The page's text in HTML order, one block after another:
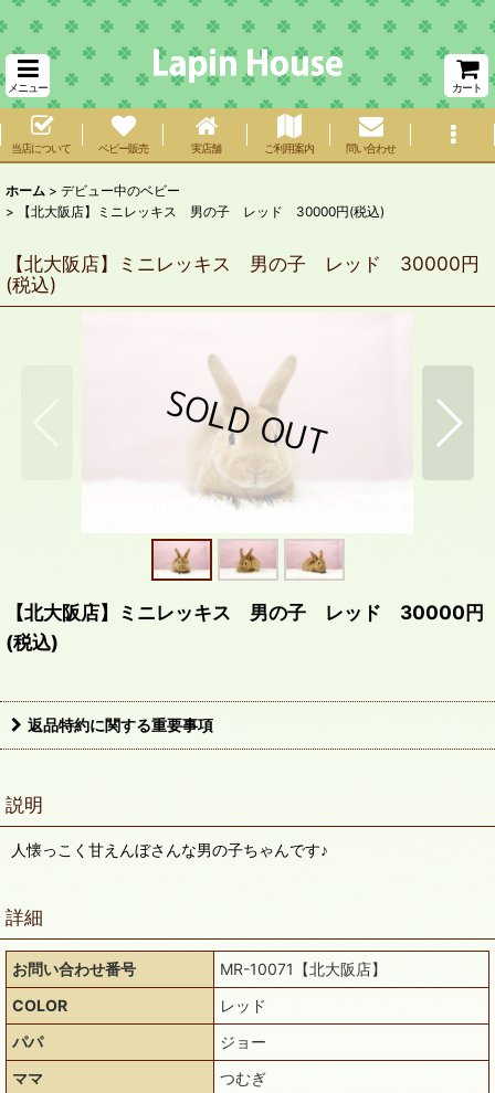
メニュー カート
当店について ベビー販売 実店舗 ご利用案内 問い合わせ
ホーム > デビュー中のベビー
>
【北大阪店】ミニレッキス 男の子 レッド 30000円(税込)
【北大阪店】ミニレッキス 男の子 レッド 30000円
(税込)
【北大阪店】ミニレッキス 男の子 レッド 30000円
(税込)
返品特約に関する重要事項
説明
人懐っこく甘えんぼさんな男の子ちゃんです♪
詳細
お問い合わせ番号
MR-10071【北大阪店】
COLOR
レッド
パパ
ジョー
ママ
つむぎ